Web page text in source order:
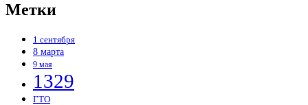
Метки
1 сентября
8 марта
9 мая
1329
ГТО